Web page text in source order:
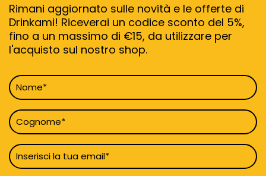
Rimani aggiornato sulle novità e le offerte di
Drinkami! Riceverai un codice sconto del 5%,
fino a un massimo di €15, da utilizzare per
l'acquisto sul nostro shop.
Nome
*
Cognome
*
Email
*